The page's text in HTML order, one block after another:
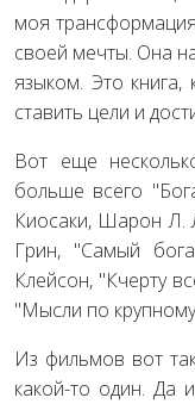
моя
своей мечты. Она
языком. Это книга,
ставить цели и
Вот еще
больше всего
Киосаки, Шарон Л.
Грин, "Самый
Клейсон, "Кчерту
"Мысли по
Из фильмов вот
какой-то один. Да